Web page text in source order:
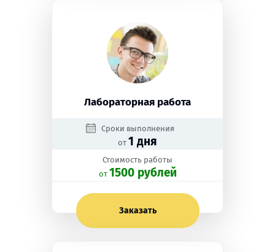
Лабораторная работа
Сроки выполнения
от 1 дня
Стоимость работы
oт 1500 рублей
Заказать